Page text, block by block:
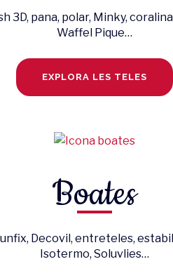
pana, polar, Minky,
Waffel Pique…
EXPLORA LES TELES
Boates
Decovil, entreteles,
Isotermo, Soluvlies…